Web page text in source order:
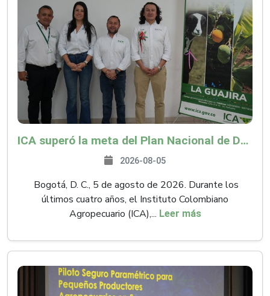
ICA superó la meta del Plan Nacional de Desarrollo y abrió 61 mercados internacionales
2026-08-05
Bogotá, D. C., 5 de agosto de 2026. Durante los
últimos cuatro años, el Instituto Colombiano
Agropecuario (ICA),... Leer más